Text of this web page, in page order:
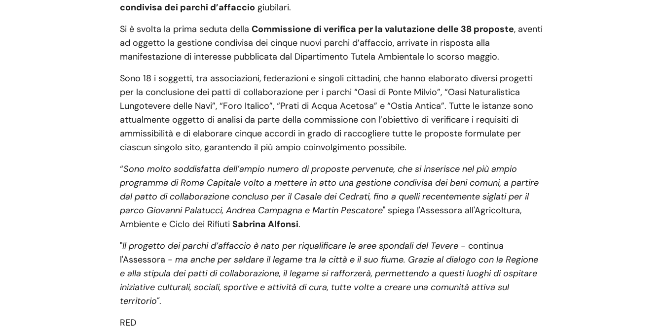
condivisa dei parchi d’affaccio giubilari.
Si è svolta la prima seduta della Commissione di verifica per la valutazione delle 38 proposte, aventi
ad oggetto la gestione condivisa dei cinque nuovi parchi d’affaccio, arrivate in risposta alla
manifestazione di interesse pubblicata dal Dipartimento Tutela Ambientale lo scorso maggio.
Sono 18 i soggetti, tra associazioni, federazioni e singoli cittadini, che hanno elaborato diversi progetti
per la conclusione dei patti di collaborazione per i parchi “Oasi di Ponte Milvio”, “Oasi Naturalistica
Lungotevere delle Navi”, “Foro Italico”, “Prati di Acqua Acetosa” e “Ostia Antica”. Tutte le istanze sono
attualmente oggetto di analisi da parte della commissione con l’obiettivo di verificare i requisiti di
ammissibilità e di elaborare cinque accordi in grado di raccogliere tutte le proposte formulate per
ciascun singolo sito, garantendo il più ampio coinvolgimento possibile.
“Sono molto soddisfatta dell’ampio numero di proposte pervenute, che si inserisce nel più ampio
programma di Roma Capitale volto a mettere in atto una gestione condivisa dei beni comuni, a partire
dal patto di collaborazione concluso per il Casale dei Cedrati, fino a quelli recentemente siglati per il
parco Giovanni Palatucci, Andrea Campagna e Martin Pescatore" spiega l'Assessora all'Agricoltura,
Ambiente e Ciclo dei Rifiuti Sabrina Alfonsi.
"Il progetto dei parchi d’affaccio è nato per riqualificare le aree spondali del Tevere - continua
l'Assessora - ma anche per saldare il legame tra la città e il suo fiume. Grazie al dialogo con la Regione
e alla stipula dei patti di collaborazione, il legame si rafforzerà, permettendo a questi luoghi di ospitare
iniziative culturali, sociali, sportive e attività di cura, tutte volte a creare una comunità attiva sul
territorio".
RED